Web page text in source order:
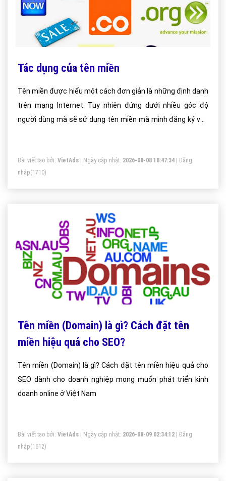
Tác dụng của tên miền
Tên miền được hiểu một cách đơn giản là những định danh
trên mạng Internet. Tuy nhiên đứng dưới nhiều góc độ
người dùng mà sẽ sử dụng tên miền mà mình đăng ký vào
Bài viết tạo bởi: VietAds | Ngày cập nhật: 2026-08-08 18:47:34
Đăng
nhập(1710)
Tên miền (Domain) là gì? Cách đặt tên
miền hiệu quả cho SEO?
Tên miền (Domain) là gì? Cách đặt tên miền hiệu quả cho
SEO dành cho doanh nghiệp mong muốn phát triển kinh
doanh online ở Việt Nam
Bài viết tạo bởi: VietAds | Ngày cập nhật: 2026-08-09 02:34:12
Đăng
nhập(1612)